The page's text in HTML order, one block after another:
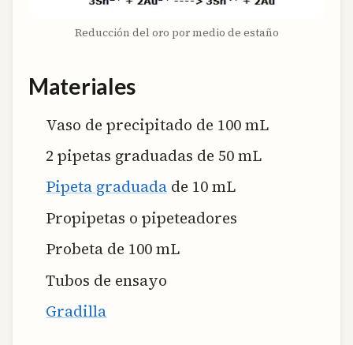
Reducción del oro por medio de estaño
Materiales
Vaso de precipitado de 100 mL
2 pipetas graduadas de 50 mL
Pipeta graduada de 10 mL
Propipetas o pipeteadores
Probeta de 100 mL
Tubos de ensayo
Gradilla